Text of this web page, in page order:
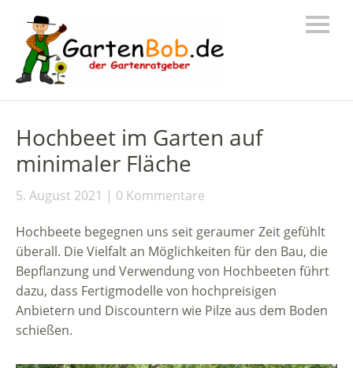
Hochbeet im Garten auf
minimaler Fläche
5. August 2021 0 Kommentare
Hochbeete begegnen uns seit geraumer Zeit gefühlt
überall. Die Vielfalt an Möglichkeiten für den Bau, die
Bepflanzung und Verwendung von Hochbeeten führt
dazu, dass Fertigmodelle von hochpreisigen
Anbietern und Discountern wie Pilze aus dem Boden
schießen.